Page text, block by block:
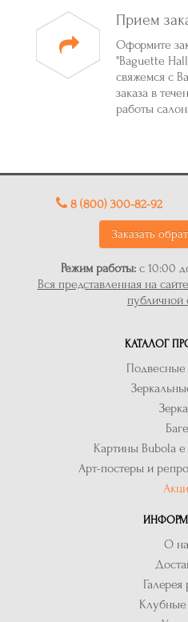
Прием
Оформите
"Baguette
свяжемся с
заказа в
работы
8 (800) 300-82-92
Заказать
Режим работы: с 10:00
Вся представленная на
публичной
КАТАЛОГ
Подвесные
Картины Bubola
Арт-постеры и
О
Галерея
Клубные